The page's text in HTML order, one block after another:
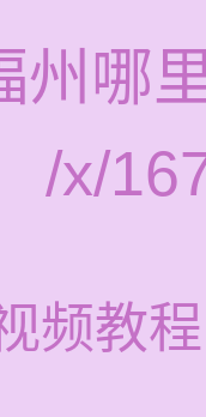
州哪
/x/
频教程